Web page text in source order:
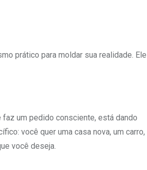
prático para moldar sua realidade. Ele
um pedido consciente, está dando
você quer uma casa nova, um carro,
você deseja.